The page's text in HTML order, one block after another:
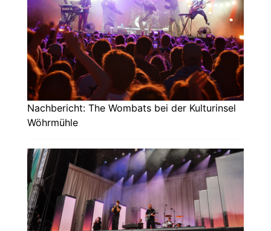
Nachbericht: The Wombats bei der Kulturinsel
Wöhrmühle